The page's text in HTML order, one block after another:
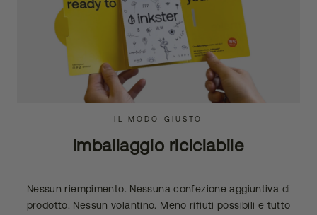
IL MODO GIUSTO
Imballaggio riciclabile
Nessun riempimento. Nessuna confezione aggiuntiva di
prodotto. Nessun volantino. Meno rifiuti possibili e tutto